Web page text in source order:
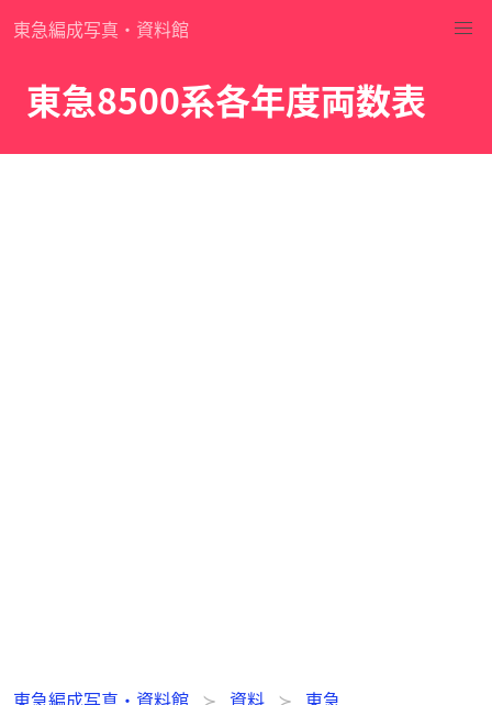
東急編成写真・資料館
東急8500系各年度両数表
東急編成写真・資料館 資料
東急